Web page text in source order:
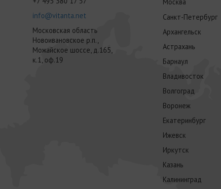
info@vitanta.net
Московская область
Новоивановское р.п.,
Можайское шоссе, д.165,
к.1, оф.19
Москва
Санкт-Петербург
Архангельск
Астрахань
Барнаул
Владивосток
Волгоград
Воронеж
Екатеринбург
Ижевск
Иркутск
Казань
Калининград